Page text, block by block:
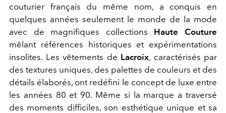
couturier français du même nom, a conquis en
quelques années seulement le monde de la mode
avec de magnifiques collections Haute Couture
mêlant références historiques et expérimentations
insolites. Les vêtements de Lacroix, caractérisés par
des textures uniques, des palettes de couleurs et des
détails élaborés, ont redéfini le concept de luxe entre
les années 80 et 90. Même si la marque a traversé
des moments difficiles, son esthétique unique et sa